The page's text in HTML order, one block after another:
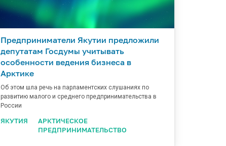
Предприниматели Якутии предложили
депутатам Госдумы учитывать
особенности ведения бизнеса в
Арктике
Об этом шла речь на парламентских слушаниях по
развитию малого и среднего предпринимательства в
России
ЯКУТИЯ
АРКТИЧЕСКОЕ
ПРЕДПРИНИМАТЕЛЬСТВО